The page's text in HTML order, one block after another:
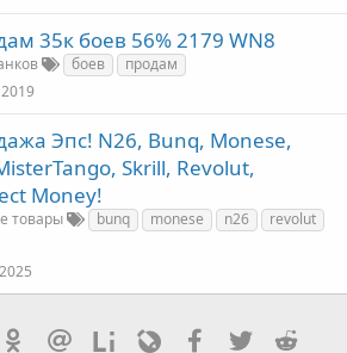
35к боев 56% 2179 WN8
боев
продам
Эпс! N26, Bunq, Monese,
Skrill, Revolut,
Money!
товары bunq monese n26
revolut
Odnoklassniki
Mail.ruLiveinternetLivejournalFacebook
Twitter